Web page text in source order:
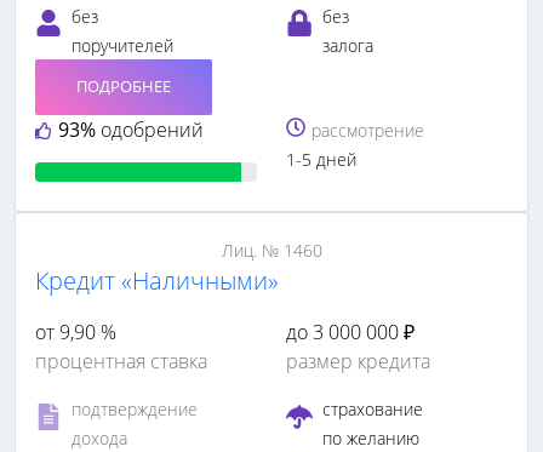
без
поручителей
без
залога
93% одобрений
ПОДРОБНЕЕ
рассмотрение
1-5 дней
Лиц. № 1460
Кредит «Наличными»
от 9,90 %
процентная ставка
до 3 000 000 ₽
размер кредита
подтверждение
дохода
страхование
по желанию